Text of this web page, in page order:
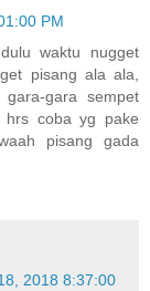
PM
waktu nugget
pisang ala ala,
gara sempet
hrs coba yg pake
pisang gada
2018 8:37:00